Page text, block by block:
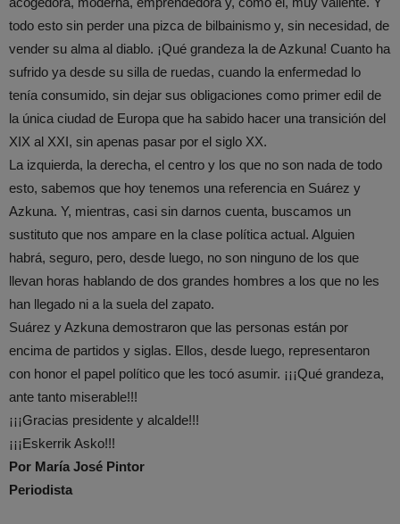
todo esto sin perder una pizca de bilbainismo y, sin necesidad, de
vender su alma al diablo. ¡Qué grandeza la de Azkuna! Cuanto ha
sufrido ya desde su silla de ruedas, cuando la enfermedad lo
tenía consumido, sin dejar sus obligaciones como primer edil de
la única ciudad de Europa que ha sabido hacer una transición del
XIX al XXI, sin apenas pasar por el siglo XX.
La izquierda, la derecha, el centro y los que no son nada de todo
esto, sabemos que hoy tenemos una referencia en Suárez y
Azkuna. Y, mientras, casi sin darnos cuenta, buscamos un
sustituto que nos ampare en la clase política actual. Alguien
habrá, seguro, pero, desde luego, no son ninguno de los que
llevan horas hablando de dos grandes hombres a los que no les
han llegado ni a la suela del zapato.
Suárez y Azkuna demostraron que las personas están por
encima de partidos y siglas. Ellos, desde luego, representaron
con honor el papel político que les tocó asumir. ¡¡¡Qué grandeza,
ante tanto miserable!!!
¡¡¡Gracias presidente y alcalde!!!
¡¡¡Eskerrik Asko!!!
Por María José Pintor
Periodista